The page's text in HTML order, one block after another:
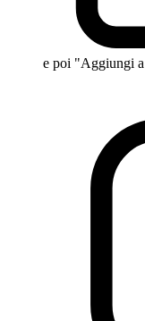
e poi "Aggiungi